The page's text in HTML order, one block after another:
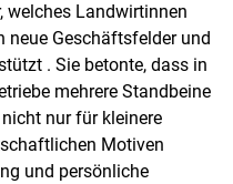
welches Landwirtinnen
neue Geschäftsfelder und
. Sie betonte, dass in
mehrere Standbeine
nur für kleinere
Motiven
und persönliche